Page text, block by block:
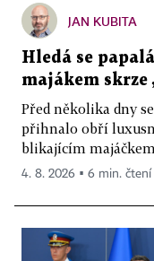
JAN KUBITA
Hledá se
majákem skrze
Před několika dny
přihnalo obří
blikajícím
4. 8. 2026 ▪ 6 min. čtení